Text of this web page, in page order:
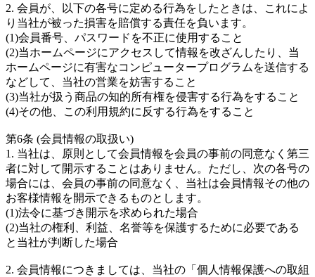
2. 会員が、以下の各号に定める行為をしたときは、これによ
り当社が被った損害を賠償する責任を負います。
(1)会員番号、パスワードを不正に使用すること
(2)当ホームページにアクセスして情報を改ざんしたり、当
ホームページに有害なコンピュータープログラムを送信する
などして、当社の営業を妨害すること
(3)当社が扱う商品の知的所有権を侵害する行為をすること
(4)その他、この利用規約に反する行為をすること
第6条 (会員情報の取扱い)
1. 当社は、原則として会員情報を会員の事前の同意なく第三
者に対して開示することはありません。ただし、次の各号の
場合には、会員の事前の同意なく、当社は会員情報その他の
お客様情報を開示できるものとします。
(1)法令に基づき開示を求められた場合
(2)当社の権利、利益、名誉等を保護するために必要である
と当社が判断した場合
2. 会員情報につきましては、当社の「個人情報保護への取組